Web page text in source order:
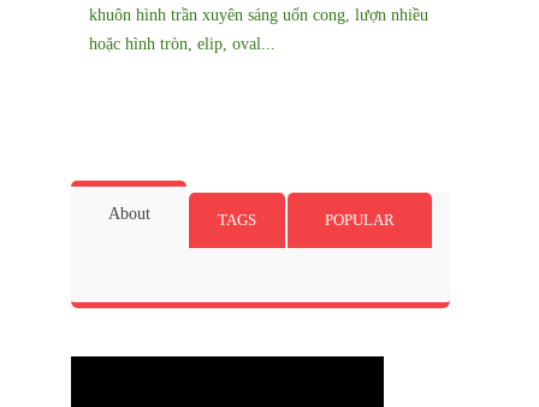
khuôn hình trần xuyên sáng uốn cong, lượn nhiều
hoặc hình tròn, elip, oval...
About TAGS POPULAR